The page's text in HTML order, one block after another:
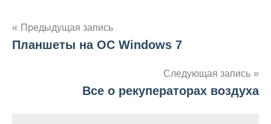
Навигация
Предыдущая запись
Планшеты на ОС Windows 7
Следующая запись
Все о рекуператорах воздуха